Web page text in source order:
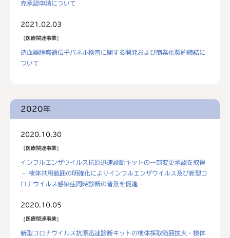
売承認申請について
2021.02.03
医療関連事業
造血器腫瘍遺伝子パネル検査に関する開発および商業化契約締結に
ついて
2020年
2020.10.30
医療関連事業
インフルエンザウイルス抗原迅速診断キットの一部変更承認を取得
‐ 検体共用範囲の明確化によりインフルエンザウイルス及び新型コ
ロナウイルス感染症同時診断の普及を促進 ‐
2020.10.05
医療関連事業
新型コロナウイルス抗原迅速診断キットの検体採取範囲拡大・検体